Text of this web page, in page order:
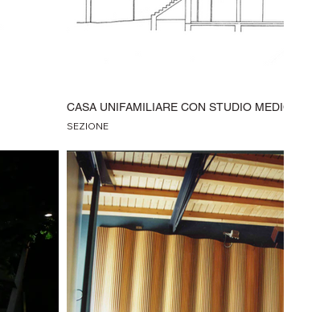
CASA UNIFAMILIARE CON STUDIO MEDICO,
SEZIONE